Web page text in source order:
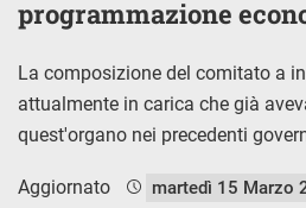
programmazione
La composizione del comitato a
attualmente in carica che già
quest'organo nei precedenti
Aggiornato martedì 15 Marzo